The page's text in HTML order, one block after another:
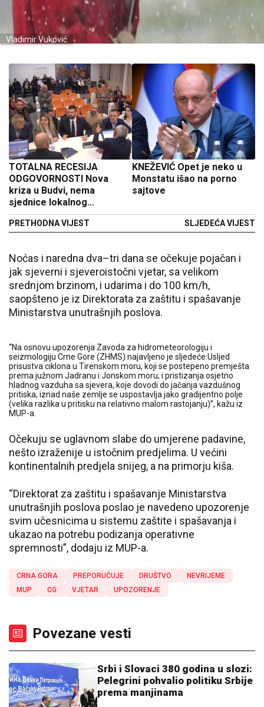
Vladimir Vuković
TOTALNA RECESIJA
ODGOVORNOSTI Nova
kriza u Budvi, nema
sjednice lokalnog
parlamenta
PRETHODNA VIJEST
KNEŽEVIĆ Opet je neko u
Monstatu išao na porno
sajtove
SLJEDEĆA VIJEST
Noćas i naredna dva–tri dana se očekuje pojačan i
jak sjeverni i sjeveroistočni vjetar, sa velikom
srednjom brzinom, i udarima i do 100 km/h,
saopšteno je iz Direktorata za zaštitu i spašavanje
Ministarstva unutrašnjih poslova.
“Na osnovu upozorenja Zavoda za hidrometeorologiju i
seizmologiju Crne Gore (ZHMS) najavljeno je sljedeće:Usljed
prisustva ciklona u Tirenskom moru, koji se postepeno premješta
prema južnom Jadranu i Jonskom moru, i pristizanja osjetno
hladnog vazduha sa sjevera, koje dovodi do jačanja vazdušnog
pritiska, iznad naše zemlje se uspostavlja jako gradijentno polje
(velika razlika u pritisku na relativno malom rastojanju)”, kažu iz
MUP-a.
Očekuju se uglavnom slabe do umjerene padavine,
nešto izraženije u istočnim predjelima. U većini
kontinentalnih predjela snijeg, a na primorju kiša.
“Direktorat za zaštitu i spašavanje Ministarstva
unutrašnjih poslova poslao je navedeno upozorenje
svim učesnicima u sistemu zaštite i spašavanja i
ukazao na potrebu podizanja operativne
spremnosti”, dodaju iz MUP-a.
CRNA GORA PREPORUČUJE DRUŠTVO
NEVRIJEME
MUP
CG VJETAR UPOZORENJE
Povezane vesti
Srbi i Slovaci 380 godina u slozi:
Pelegrini pohvalio politiku Srbije
prema manjinama